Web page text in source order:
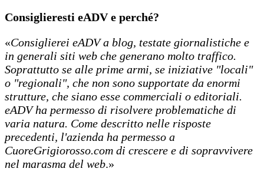
Consiglieresti eADV e perché?
«Consiglierei eADV a blog, testate giornalistiche e
in generali siti web che generano molto traffico.
Soprattutto se alle prime armi, se iniziative "locali"
o "regionali", che non sono supportate da enormi
strutture, che siano esse commerciali o editoriali.
eADV ha permesso di risolvere problematiche di
varia natura. Come descritto nelle risposte
precedenti, l'azienda ha permesso a
CuoreGrigiorosso.com di crescere e di sopravvivere
nel marasma del web.»